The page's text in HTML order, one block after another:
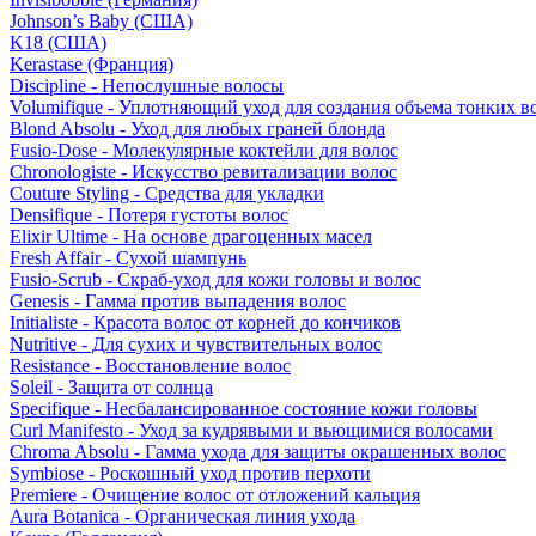
Johnson’s Baby (США)
K18 (США)
Kerastase (Франция)
Discipline - Непослушные волосы
Volumifique - Уплотняющий уход для создания объема тонких
Blond Absolu - Уход для любых граней блонда
Fusio-Dose - Молекулярные коктейли для волос
Chronologiste - Искусство ревитализации волос
Couture Styling - Средства для укладки
Densifique - Потеря густоты волос
Elixir Ultime - На основе драгоценных масел
Fresh Affair - Сухой шампунь
Fusio-Scrub - Скраб-уход для кожи головы и волос
Genesis - Гамма против выпадения волос
Initialiste - Красота волос от корней до кончиков
Nutritive - Для сухих и чувствительных волос
Resistance - Восстановление волос
Soleil - Защита от солнца
Specifique - Несбалансированное состояние кожи головы
Curl Manifesto - Уход за кудрявыми и вьющимися волосами
Chroma Absolu - Гамма ухода для защиты окрашенных волос
Symbiose - Роскошный уход против перхоти
Premiere - Очищение волос от отложений кальция
Aura Botanica - Органическая линия ухода